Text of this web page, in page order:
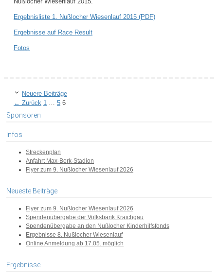
Ergebnisliste 1. Nußlocher Wiesenlauf 2015 (PDF)
Ergebnisse auf Race Result
Fotos
Neuere Beiträge
← Zurück Seite
1 Seite
5 Seite
6
Sponsoren
Infos
Streckenplan
Anfahrt Max-Berk-Stadion
Flyer zum 9. Nußlocher Wiesenlauf 2026
Neueste Beiträge
Flyer zum 9. Nußlocher Wiesenlauf 2026
Spendenübergabe der Volksbank Kraichgau
Spendenübergabe an den Nußlocher Kinderhilfsfonds
Ergebnisse 8. Nußlocher Wiesenlauf
Online Anmeldung ab 17.05. möglich
Ergebnisse